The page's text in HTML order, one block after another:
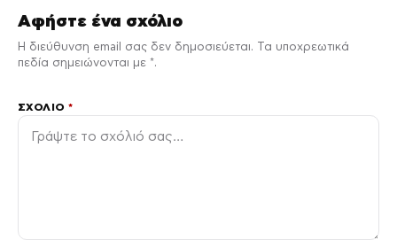
Αφήστε ένα σχόλιο
Η διεύθυνση email σας δεν δημοσιεύεται. Τα υποχρεωτικά
πεδία σημειώνονται με *.
ΣΧΌΛΙΟ*